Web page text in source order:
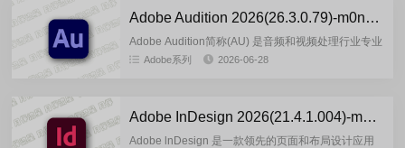
Adobe Audition 2026(26.3.0.79)-m0nkrus 多语言版
Adobe Audition简称(AU) 是音频和视频处理行业专业
人士的专业工具，为你提供了几乎无限的可能性。易
Adobe系列 2026-06-28
Adobe InDesign 2026(21.4.1.004)-m0nkrus 多语言版
Adobe lnDesign 是一款领先的页面和布局设计应用